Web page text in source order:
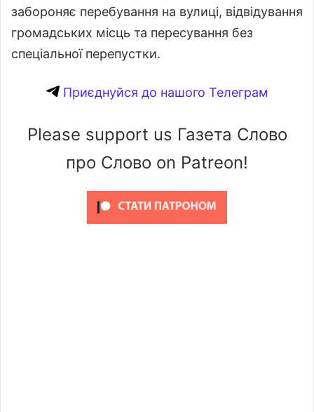
забороняє перебування на вулиці, відвідування
громадських місць та пересування без
спеціальної перепустки.
Приєднуйся до нашого Телеграм
Please support us Газета Слово
про Слово on Patreon!